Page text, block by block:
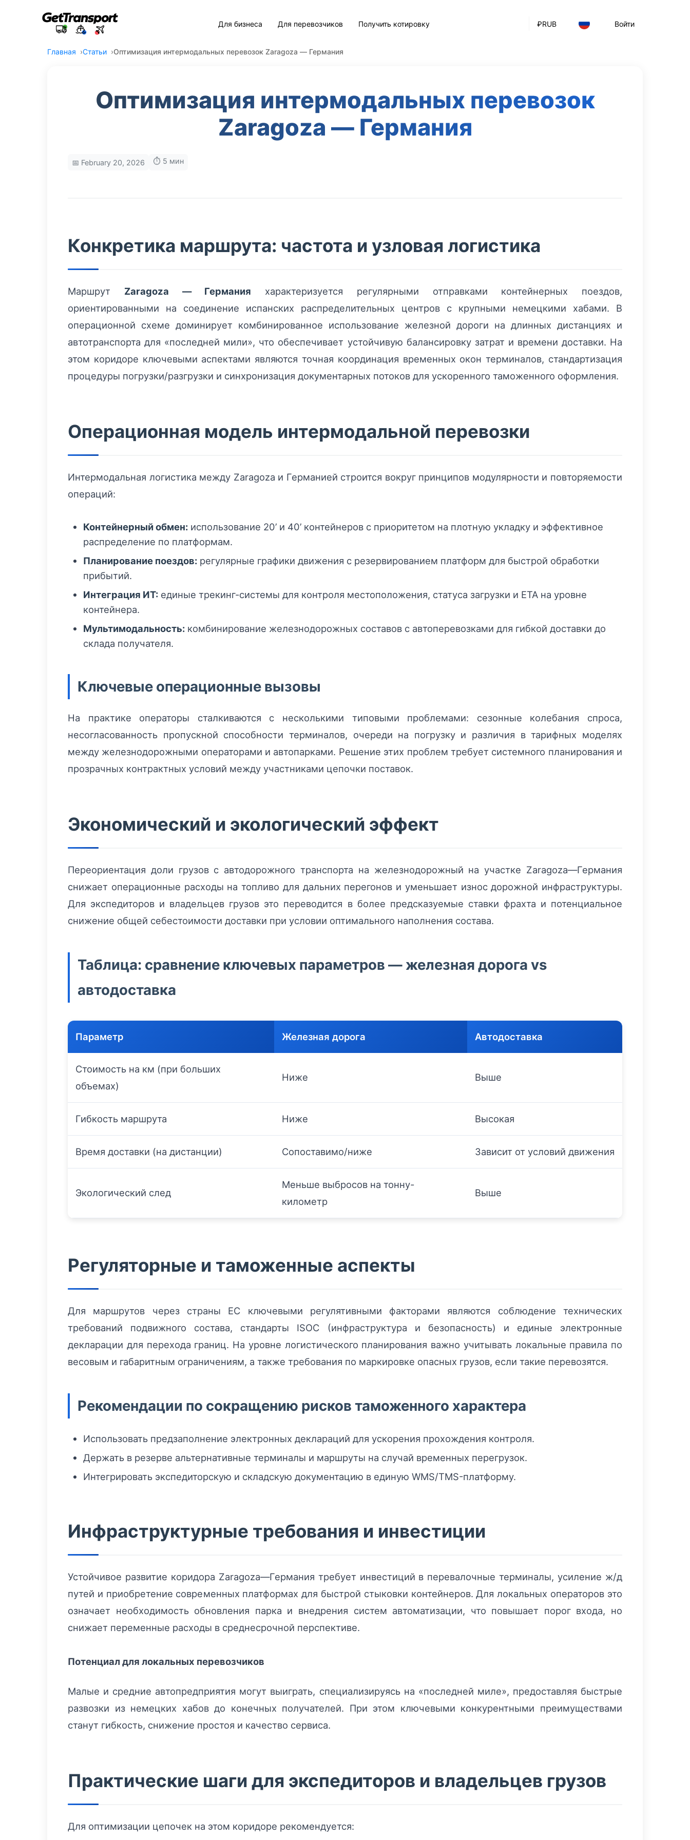
₽RUB Войти
Для бизнеса Для перевозчиков Получить котировку
Главная Статьи Оптимизация интермодальных перевозок Zaragoza — Германия
Оптимизация интермодальных перевозок
Zaragoza — Германия
📅 February 20, 2026 ⏱️ 5 мин
Конкретика маршрута: частота и узловая логистика
Маршрут Zaragoza — Германия характеризуется регулярными отправками контейнерных поездов,
ориентированными на соединение испанских распределительных центров с крупными немецкими хабами. В
операционной схеме доминирует комбинированное использование железной дороги на длинных дистанциях и
автотранспорта для «последней мили», что обеспечивает устойчивую балансировку затрат и времени доставки. На
этом коридоре ключевыми аспектами являются точная координация временных окон терминалов, стандартизация
процедуры погрузки/разгрузки и синхронизация документарных потоков для ускоренного таможенного оформления.
Операционная модель интермодальной перевозки
Интермодальная логистика между Zaragoza и Германией строится вокруг принципов модулярности и повторяемости
операций:
Контейнерный обмен: использование 20’ и 40’ контейнеров с приоритетом на плотную укладку и эффективное
распределение по платформам.
Планирование поездов: регулярные графики движения с резервированием платформ для быстрой обработки
прибытий.
Интеграция ИТ: единые трекинг-системы для контроля местоположения, статуса загрузки и ETA на уровне
контейнера.
Мультимодальность: комбинирование железнодорожных составов с автоперевозками для гибкой доставки до
склада получателя.
Ключевые операционные вызовы
На практике операторы сталкиваются с несколькими типовыми проблемами: сезонные колебания спроса,
несогласованность пропускной способности терминалов, очереди на погрузку и различия в тарифных моделях
между железнодорожными операторами и автопарками. Решение этих проблем требует системного планирования и
прозрачных контрактных условий между участниками цепочки поставок.
Экономический и экологический эффект
Переориентация доли грузов с автодорожного транспорта на железнодорожный на участке Zaragoza—Германия
снижает операционные расходы на топливо для дальних перегонов и уменьшает износ дорожной инфраструктуры.
Для экспедиторов и владельцев грузов это переводится в более предсказуемые ставки фрахта и потенциальное
снижение общей себестоимости доставки при условии оптимального наполнения состава.
Таблица: сравнение ключевых параметров — железная дорога vs
автодоставка
Параметр Железная дорога Автодоставка
Стоимость на км (при больших
объемах)
Ниже Выше
Гибкость маршрута Ниже Высокая
Время доставки (на дистанции) Сопоставимо/ниже Зависит от условий движения
Экологический след
Меньше выбросов на тонну-
километр
Выше
Регуляторные и таможенные аспекты
Для маршрутов через страны ЕС ключевыми регулятивными факторами являются соблюдение технических
требований подвижного состава, стандарты ISOC (инфраструктура и безопасность) и единые электронные
декларации для перехода границ. На уровне логистического планирования важно учитывать локальные правила по
весовым и габаритным ограничениям, а также требования по маркировке опасных грузов, если такие перевозятся.
Рекомендации по сокращению рисков таможенного характера
Использовать предзаполнение электронных деклараций для ускорения прохождения контроля.
Держать в резерве альтернативные терминалы и маршруты на случай временных перегрузок.
Интегрировать экспедиторскую и складскую документацию в единую WMS/TMS-платформу.
Инфраструктурные требования и инвестиции
Устойчивое развитие коридора Zaragoza—Германия требует инвестиций в перевалочные терминалы, усиление ж/д
путей и приобретение современных платформах для быстрой стыковки контейнеров. Для локальных операторов это
означает необходимость обновления парка и внедрения систем автоматизации, что повышает порог входа, но
снижает переменные расходы в среднесрочной перспективе.
Потенциал для локальных перевозчиков
Малые и средние автопредприятия могут выиграть, специализируясь на «последней миле», предоставляя быстрые
развозки из немецких хабов до конечных получателей. При этом ключевыми конкурентными преимуществами
станут гибкость, снижение простоя и качество сервиса.
Практические шаги для экспедиторов и владельцев грузов
Для оптимизации цепочек на этом коридоре рекомендуется: